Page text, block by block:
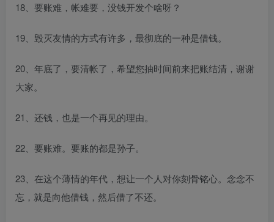
18、要账难，帐难要，没钱开发个啥呀？
19、毁灭友情的方式有许多，最彻底的一种是借钱。
20、年底了，要清帐了，希望您抽时间前来把账结清，谢谢
大家。
21、还钱，也是一个再见的理由。
22、要账难。要账的都是孙子。
23、在这个薄情的年代，想让一个人对你刻骨铭心。念念不
忘，就是向他借钱，然后借了不还。